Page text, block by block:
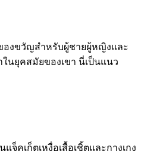
องขวัญสำหรับผู้ชายผู้หญิงและ
นยุคสมัยของเขา นี่เป็นแนว
คเก็ตเหงื่อเสื้อเชิ้ตและกางเกง